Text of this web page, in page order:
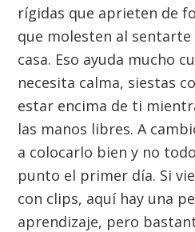
rígidas que aprieten de
que molesten al
casa. Eso ayuda mucho
necesita calma, siestas
estar encima de ti
las manos libres. A
a colocarlo bien y no
punto el primer día. Si
con clips, aquí hay una
aprendizaje, pero